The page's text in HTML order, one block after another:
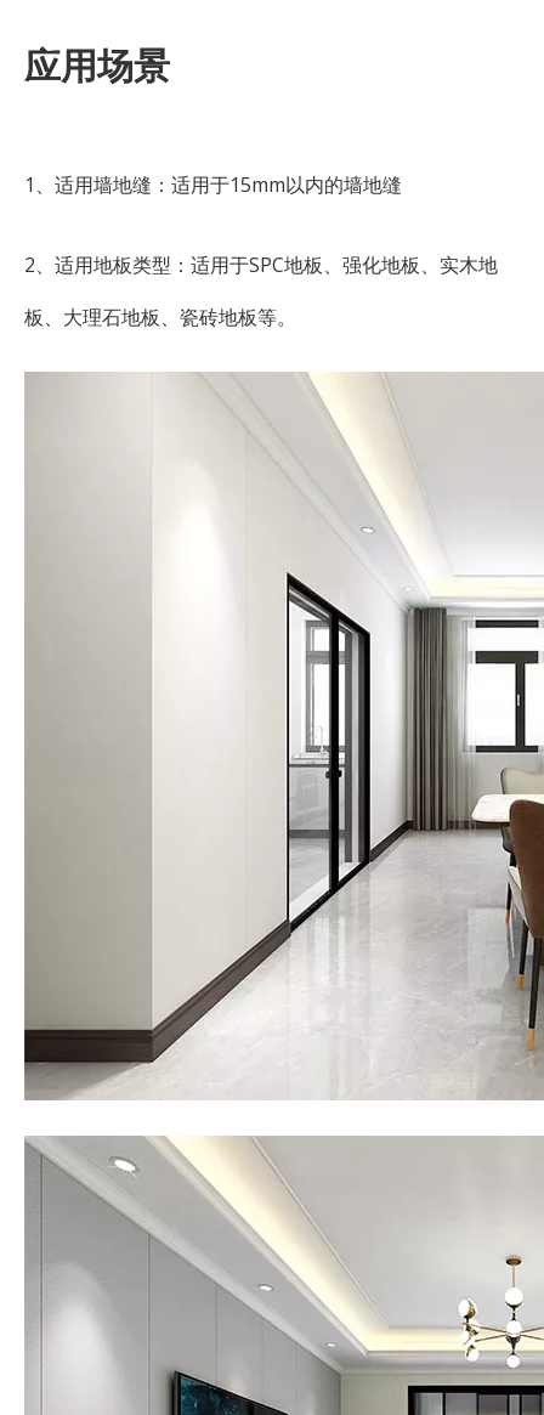
应用场景
1、适用墙地缝：适用于15mm以内的墙地缝
2、适用地板类型：适用于SPC地板、强化地板、实木地
板、大理石地板、瓷砖地板等。